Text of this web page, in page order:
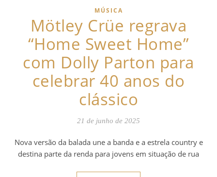
MÚSICA
Mötley Crüe regrava
“Home Sweet Home”
com Dolly Parton para
celebrar 40 anos do
clássico
21 de junho de 2025
Nova versão da balada une a banda e a estrela country e
destina parte da renda para jovens em situação de rua